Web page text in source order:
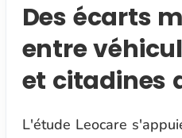
Des écarts
entre
et citadines
L'étude Leocare